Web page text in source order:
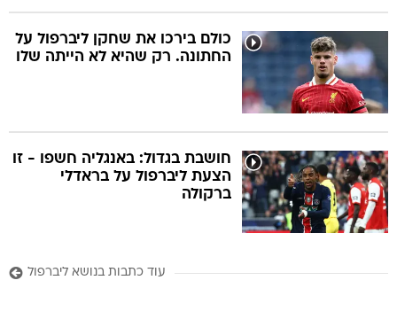
כולם בירכו את שחקן ליברפול על
החתונה. רק שהיא לא הייתה שלו
חושבת בגדול: באנגליה חשפו - זו
הצעת ליברפול על בראדלי
ברקולה
עוד כתבות בנושא ליברפול